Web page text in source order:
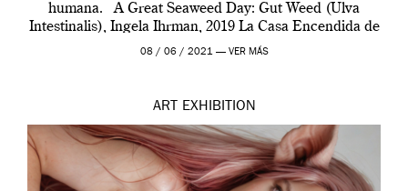
humana. A Great Seaweed Day: Gut Weed (Ulva
Intestinalis), Ingela Ihrman, 2019 La Casa Encendida de
Madrid y la Wellcome […]
08 / 06 / 2021 — VER MÁS
ART EXHIBITION